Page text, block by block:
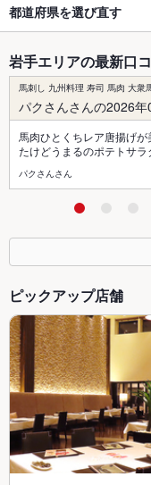
都道府県を選び直す
岩手エリアの最新口
馬刺し 九州料理 寿司 馬肉 大衆
パクさんさんの2026
馬肉ひとくちレア唐揚げ
たけどうまるのポテトサ
パクさんさん
ピックアップ店舗